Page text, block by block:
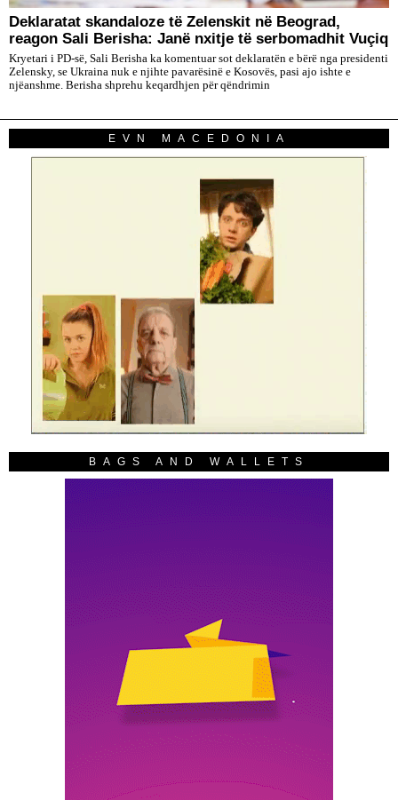
Deklaratat skandaloze të Zelenskit në Beograd,
reagon Sali Berisha: Janë nxitje të serbomadhit Vuçiq
Kryetari i PD-së, Sali Berisha ka komentuar sot deklaratën e bërë nga presidenti
Zelensky, se Ukraina nuk e njihte pavarësinë e Kosovës, pasi ajo ishte e
njëanshme. Berisha shprehu keqardhjen për qëndrimin
EVN MACEDONIA
BAGS AND WALLETS